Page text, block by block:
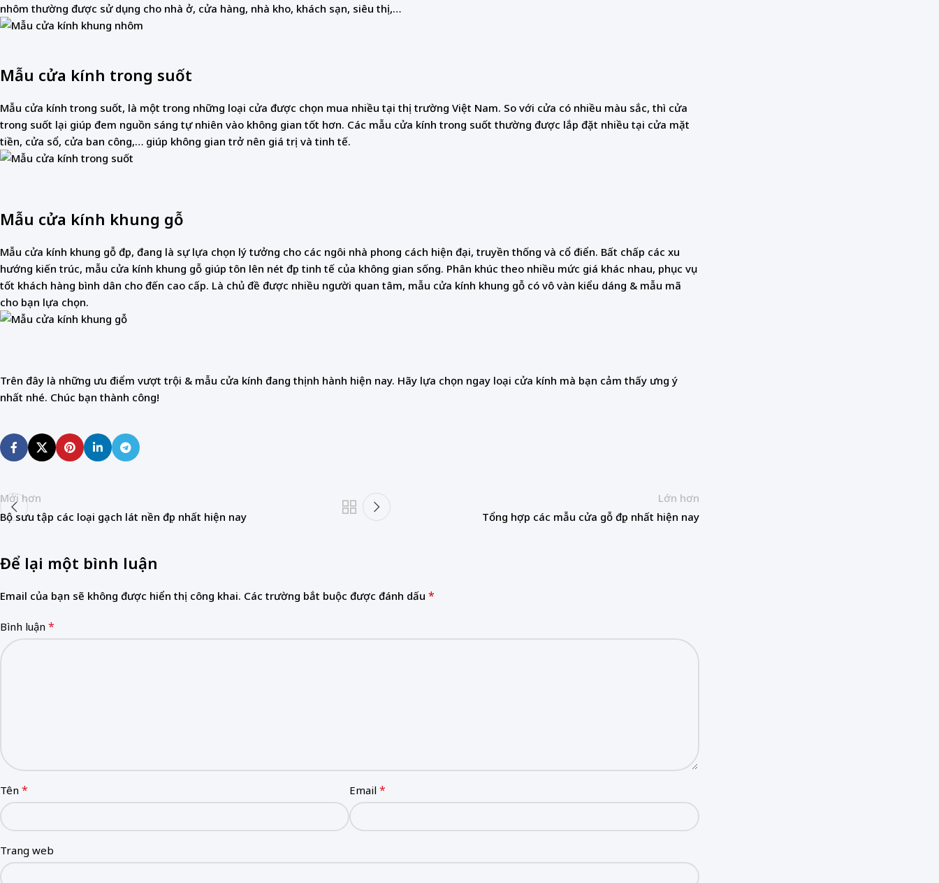
nhôm thường được sử dụng cho nhà ở, cửa hàng, nhà kho, khách sạn, siêu thị,…
Mẫu cửa kính trong suốt
Mẫu cửa kính trong suốt, là một trong những loại cửa được chọn mua nhiều tại thị trường Việt Nam. So với cửa có nhiều màu sắc, thì cửa
trong suốt lại giúp đem nguồn sáng tự nhiên vào không gian tốt hơn. Các mẫu cửa kính trong suốt thường được lắp đặt nhiều tại cửa mặt
tiền, cửa sổ, cửa ban công,… giúp không gian trở nên giá trị và tinh tế.
Mẫu cửa kính khung gỗ
Mẫu cửa kính khung gỗ đẹp, đang là sự lựa chọn lý tưởng cho các ngôi nhà phong cách hiện đại, truyền thống và cổ điển. Bất chấp các xu
hướng kiến trúc, mẫu cửa kính khung gỗ giúp tôn lên nét đẹp tinh tế của không gian sống. Phân khúc theo nhiều mức giá khác nhau, phục vụ
tốt khách hàng bình dân cho đến cao cấp. Là chủ đề được nhiều người quan tâm, mẫu cửa kính khung gỗ có vô vàn kiểu dáng & mẫu mã
cho bạn lựa chọn.
Trên đây là những ưu điểm vượt trội & mẫu cửa kính đang thịnh hành hiện nay. Hãy lựa chọn ngay loại cửa kính mà bạn cảm thấy ưng ý
nhất nhé. Chúc bạn thành công!
Mới hơn
Bộ sưu tập các loại gạch lát nền đẹp nhất hiện nay
Lớn hơn
Tổng hợp các mẫu cửa gỗ đẹp nhất hiện nay
Để lại một bình luận
Email của bạn sẽ không được hiển thị công khai. Các trường bắt buộc được đánh dấu *
Bình luận *
Tên * Email*
Trang web